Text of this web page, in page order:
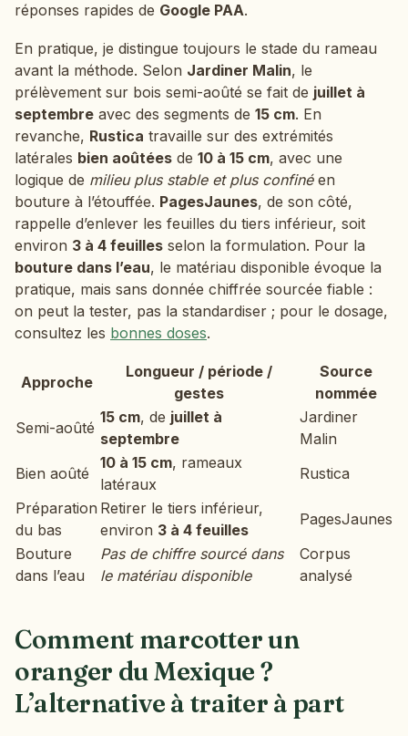
réponses rapides de Google PAA.
En pratique, je distingue toujours le stade du rameau
avant la méthode. Selon Jardiner Malin, le
prélèvement sur bois semi-aoûté se fait de juillet à
septembre avec des segments de 15 cm. En
revanche, Rustica travaille sur des extrémités
latérales bien aoûtées de 10 à 15 cm, avec une
logique de milieu plus stable et plus confinéen
bouture à l’étouffée. PagesJaunes, de son côté,
rappelle d’enlever les feuilles du tiers inférieur, soit
environ 3 à 4 feuilles selon la formulation. Pour la
bouture dans l’eau, le matériau disponible évoque la
pratique, mais sans donnée chiffrée sourcée fiable :
on peut la tester, pas la standardiser ; pour le dosage,
consultez les bonnes doses.
Approche
Longueur / période /
gestes
Source
nommée
Semi-aoûté
15 cm, de juillet à
septembre
Jardiner
Malin
Bien aoûté
10 à 15 cm, rameaux
latéraux
Rustica
Préparation
du bas
Retirer le tiers inférieur,
environ 3 à 4 feuilles
PagesJaunes
Bouture
dans l’eau
Pas de chiffre sourcé dans
le matériau disponible
Corpus
analysé
Comment marcotter un
oranger du Mexique ?
L’alternative à traiter à part